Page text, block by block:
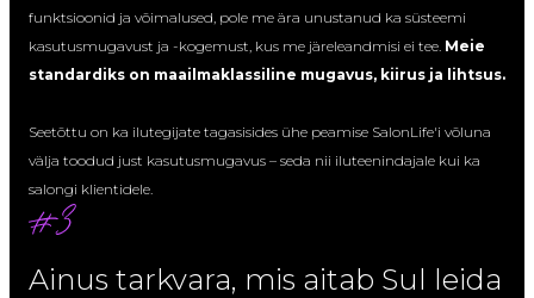
funktsioonid ja võimalused, pole me ära unustanud ka süsteemi
kasutusmugavust ja -kogemust, kus me järeleandmisi ei tee. Meie
standardiks on maailmaklassiline mugavus, kiirus ja lihtsus.
Seetõttu on ka ilutegijate tagasisides ühe peamise SalonLife'i võluna
välja toodud just kasutusmugavus – seda nii iluteenindajale kui ka
salongi klientidele.
Ainus tarkvara, mis aitab Sul leida